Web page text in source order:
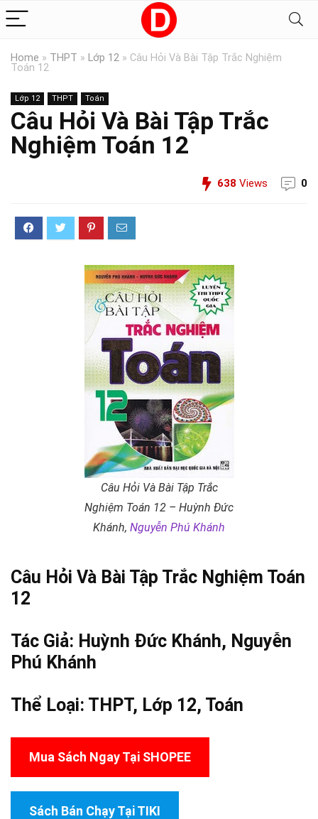
Home » THPT » Lớp 12 » Câu Hỏi Và Bài Tập Trắc Nghiệm
Toán 12
Lớp 12 THPT Toán
Câu Hỏi Và Bài Tập Trắc
Nghiệm Toán 12
638 Views 0
Câu Hỏi Và Bài Tập Trắc
Nghiệm Toán 12 – Huỳnh Đức
Khánh, Nguyễn Phú Khánh
Câu Hỏi Và Bài Tập Trắc Nghiệm Toán
12
Tác Giả: Huỳnh Đức Khánh, Nguyễn
Phú Khánh
Thể Loại: THPT, Lớp 12, Toán
Mua Sách Ngay Tại SHOPEE
Sách Bán Chạy Tại TIKI